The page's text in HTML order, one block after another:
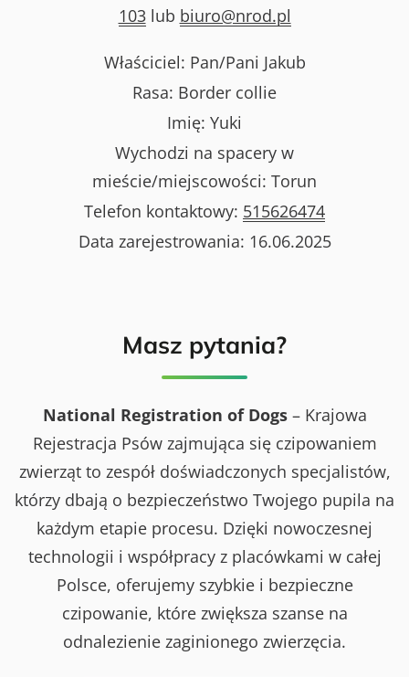
103lub biuro@nrod.pl
Właściciel: Pan/Pani Jakub
Rasa: Border collie
Imię: Yuki
Wychodzi na spacery w
mieście/miejscowości: Torun
Telefon kontaktowy: 515626474
Data zarejestrowania: 16.06.2025
Masz pytania?
National Registration of Dogs– Krajowa
Rejestracja Psów zajmująca się czipowaniem
zwierząt to zespół doświadczonych specjalistów,
którzy dbają o bezpieczeństwo Twojego pupila na
każdym etapie procesu. Dzięki nowoczesnej
technologii i współpracy z placówkami w całej
Polsce, oferujemy szybkie i bezpieczne
czipowanie, które zwiększa szanse na
odnalezienie zaginionego zwierzęcia.